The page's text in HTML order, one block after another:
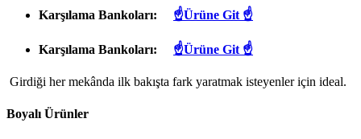
Karşılama Bankoları: ☝Ürüne Git ☝
Karşılama Bankoları: ☝Ürüne Git ☝
Girdiği her mekânda ilk bakışta fark yaratmak isteyenler için ideal.
Boyalı Ürünler